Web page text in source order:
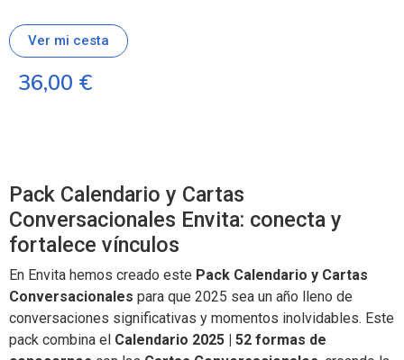
Ver mi cesta
36,00 €
Pack Calendario y Cartas
Conversacionales Envita: conecta y
fortalece vínculos
En Envita hemos creado este Pack Calendario y Cartas
Conversacionales para que 2025 sea un año lleno de
conversaciones significativas y momentos inolvidables. Este
pack combina el Calendario 2025 | 52 formas de